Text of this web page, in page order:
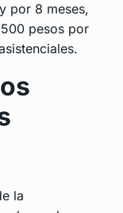
por 8 meses,
pesos por
la